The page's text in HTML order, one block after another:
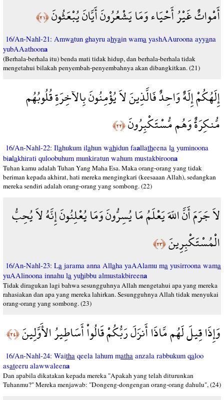
أَمْواتٌ غَيْرُ أَحْيَاء وَمَا يَشْعُرُونَ أَيَّانَ يُبْعَثُونَ﴿٢١﴾
16/An-Nahl-21: Amwatun ghayru ahyain wama yashAAuroona ayyana
yubAAathoona
(Berhala-berhala itu) benda mati tidak hidup, dan berhala-berhala tidak
mengetahui bilakah penyembah-penyembahnya akan dibangkitkan. (21)
إِلَهُكُمْ إِلَهٌ وَاحِدٌ فَالَّذِينَ لاَ يُؤْمِنُونَ بِالآخِرَةِ قُلُوبُهُم
مُّنكِرَةٌ وَهُم مُّسْتَكْبِرُونَ﴿٢٢﴾
16/An-Nahl-22: Ilahukum ilahun wahidun faallatheena la yuminoona
bialakhirati quloobuhum munkiratun wahum mustakbiroona
Tuhan kamu adalah Tuhan Yang Maha Esa. Maka orang-orang yang tidak
beriman kepada akhirat, hati mereka mengingkari (keesaaan Allah), sedangkan
mereka sendiri adalah orang-orang yang sombong. (22)
لاَ جَرَمَ أَنَّ اللّهَ يَعْلَمُ مَا يُسِرُّونَ وَمَا يُعْلِنُونَ إِنَّهُ لاَ يُحِبُّ
الْمُسْتَكْبِرِينَ﴿٢٣﴾
16/An-Nahl-23: La jarama anna Allaha yaAAlamu ma yusirroona wama
yuAAlinoona innahu la yuhibbu almustakbireena
Tidak diragukan lagi bahwa sesungguhnya Allah mengetahui apa yang mereka
rahasiakan dan apa yang mereka lahirkan. Sesungguhnya Allah tidak menyukai
orang-orang yang sombong. (23)
وَإِذَا قِيلَ لَهُم مَّاذَا أَنزَلَ رَبُّكُمْ قَالُواْ أَسَاطِيرُ الأَوَّلِينَ﴿٢٤﴾
16/An-Nahl-24: Waitha qeela lahum matha anzala rabbukum qaloo
asateeru alawwaleena
Dan apabila dikatakan kepada mereka "Apakah yang telah diturunkan
Tuhanmu?" Mereka menjawab: "Dongeng-dongengan orang-orang dahulu", (24)